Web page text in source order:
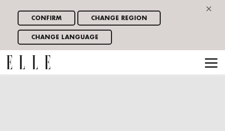
×
CONFIRM CHANGE REGION
CHANGE LANGUAGE